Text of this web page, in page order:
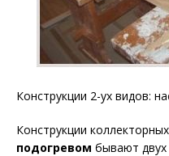
Конструкции 2-ух видов:
Конструкции
подогревом бывают